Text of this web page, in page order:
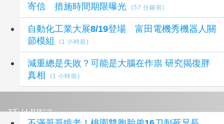
寄信 措施時間期限曝光
(57 分鐘前)
自動化工業大展8/19登場 富田電機秀機器人關
節模組
(1 小時前)
減重總是失敗？可能是大腦在作祟 研究揭復胖
真相
(1 小時前)
延伸閱讀